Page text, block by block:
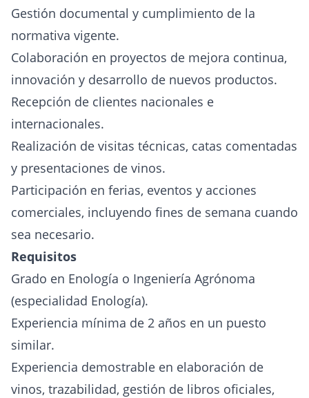
Gestión documental y cumplimiento de la
normativa vigente.
Colaboración en proyectos de mejora continua,
innovación y desarrollo de nuevos productos.
Recepción de clientes nacionales e
internacionales.
Realización de visitas técnicas, catas comentadas
y presentaciones de vinos.
Participación en ferias, eventos y acciones
comerciales, incluyendo fines de semana cuando
sea necesario.
Requisitos
Grado en Enología o Ingeniería Agrónoma
(especialidad Enología).
Experiencia mínima de 2 años en un puesto
similar.
Experiencia demostrable en elaboración de
vinos, trazabilidad, gestión de libros oficiales,